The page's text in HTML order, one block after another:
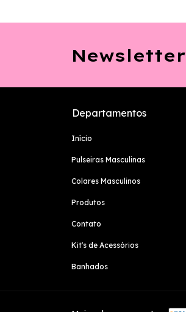
Newsletter
Departamentos
Início
Pulseiras Masculinas
Colares Masculinos
Produtos
Contato
Kit's de Acessórios
Banhados